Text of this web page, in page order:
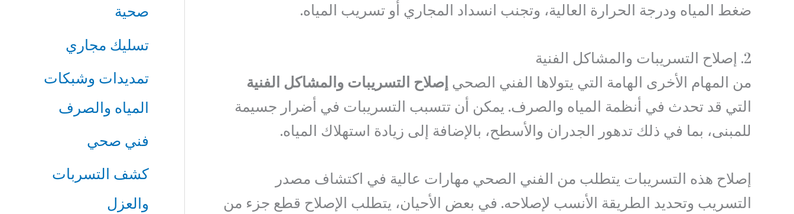
ضغط المياه ودرجة الحرارة العالية، وتجنب انسداد المجاري أو تسريب المياه.
2. إصلاح التسريبات والمشاكل الفنية
من المهام الأخرى الهامة التي يتولاها الفني الصحي إصلاح التسريبات والمشاكل الفنية
التي قد تحدث في أنظمة المياه والصرف. يمكن أن تتسبب التسريبات في أضرار جسيمة
للمبنى، بما في ذلك تدهور الجدران والأسطح، بالإضافة إلى زيادة استهلاك المياه.
إصلاح هذه التسريبات يتطلب من الفني الصحي مهارات عالية في اكتشاف مصدر
التسريب وتحديد الطريقة الأنسب لإصلاحه. في بعض الأحيان، يتطلب الإصلاح قطع جزء من
صحية
تسليك مجاري
تمديدات وشبكات
المياه والصرف
فني صحي
كشف التسربات
والعزل